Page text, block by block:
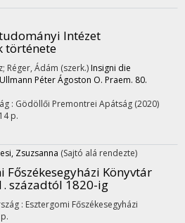
Intézet
története
Réger, Ádám (szerk.) Insigni die
Péter Ágoston O. Praem. 80.
: Gödöllői Premontrei Apátság (2020)
p.
Zsuzsanna (Sajtó alá rendezte)
Főszékesegyházi Könyvtár
századtól 1820-ig
: Esztergomi Főszékesegyházi